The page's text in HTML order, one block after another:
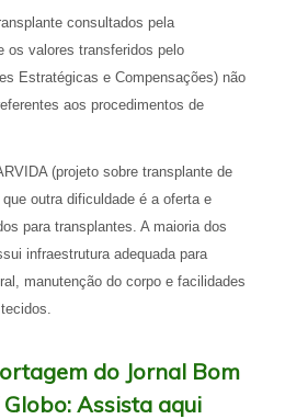
consultados pela
os valores transferidos pelo
Estratégicas e Compensações) não
aos procedimentos de
(projeto sobre transplante de
outra dificuldade é a oferta e
para transplantes. A maioria dos
infraestrutura adequada para
manutenção do corpo e facilidades
do Jornal Bom
Assista aqui